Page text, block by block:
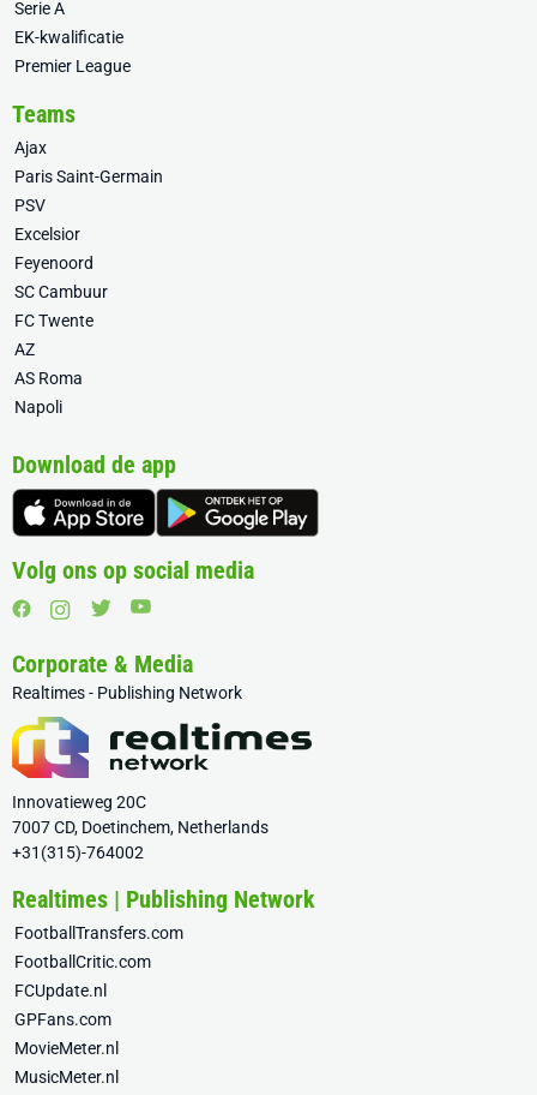
Serie A
EK-kwalificatie
Premier League
Teams
Ajax
Paris Saint-Germain
PSV
Excelsior
Feyenoord
SC Cambuur
FC Twente
AZ
AS Roma
Napoli
Download de app
Volg ons op social media
Corporate & Media
Realtimes - Publishing Network
Innovatieweg 20C
7007 CD, Doetinchem, Netherlands
+31(315)-764002
Realtimes | Publishing Network
FootballTransfers.com
FootballCritic.com
FCUpdate.nl
GPFans.com
MovieMeter.nl
MusicMeter.nl